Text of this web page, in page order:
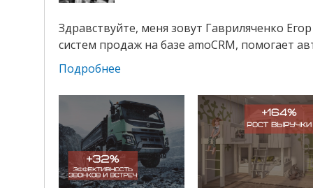
Здравствуйте, меня зовут Гавриляченко
систем продаж на базе amoCRM, помогает
Подробнее